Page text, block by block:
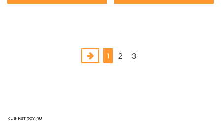
1 2 3
KUBIKSTROY.RU